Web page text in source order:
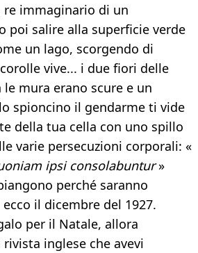
re immaginario di un
poi salire alla superficie verde
un lago, scorgendo di
vive... i due fiori delle
mura erano scure e un
spioncino il gendarme ti vide
della tua cella con uno spillo
varie persecuzioni corporali: «
ipsi consolabuntur»
perché saranno
il dicembre del 1927.
per il Natale, allora
inglese che avevi